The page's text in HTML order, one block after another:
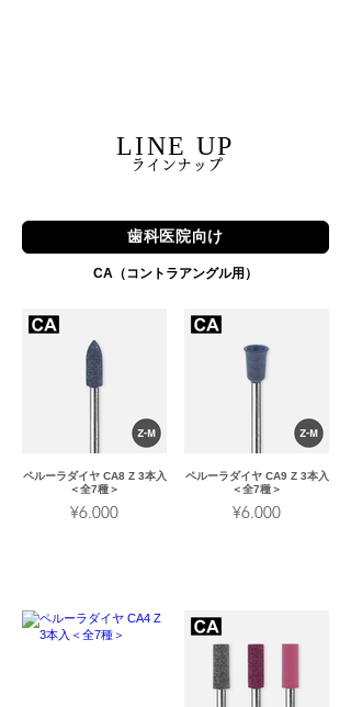
LINE UP
ラインナップ
歯科医院向け
CA（コントラアングル用）
ペルーラダイヤ CA8 Z 3本入
＜全7種＞
¥6.000
ペルーラダイヤ CA9 Z 3本入
＜全7種＞
¥6.000